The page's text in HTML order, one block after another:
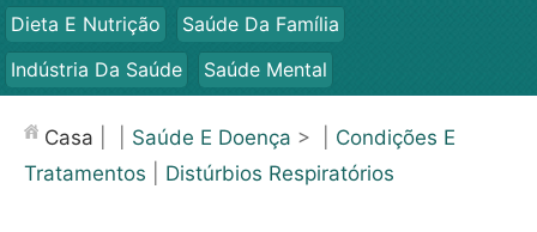
Dieta E Nutrição
Saúde Da Família
Indústria Da Saúde
Saúde Mental
Saúde
Casa Saúde E Doença > | Condições E
Tratamentos
Distúrbios Respiratórios